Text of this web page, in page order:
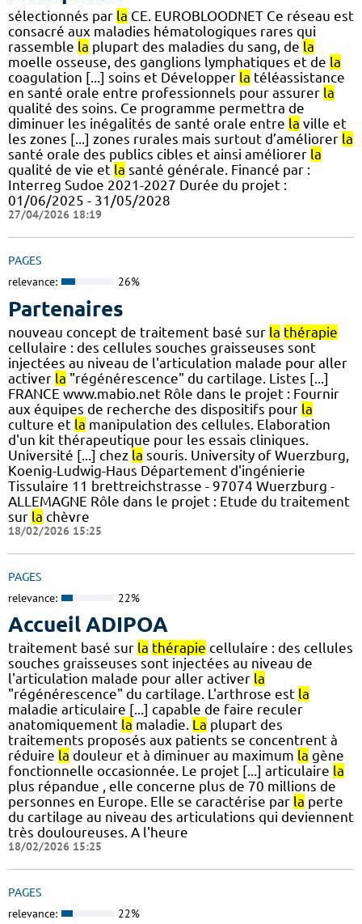
sélectionnés par la CE. EUROBLOODNET Ce réseau est
consacré aux maladies hématologiques rares qui
rassemble la plupart des maladies du sang, de la
moelle osseuse, des ganglions lymphatiques et de la
coagulation [...] soins et Développer la téléassistance
en santé orale entre professionnels pour assurer la
qualité des soins. Ce programme permettra de
diminuer les inégalités de santé orale entre la ville et
les zones [...] zones rurales mais surtout d’améliorer la
santé orale des publics cibles et ainsi améliorer la
qualité de vie et la santé générale. Financé par :
Interreg Sudoe 2021-2027 Durée du projet :
01/06/2025 - 31/05/2028
27/04/2026 18:19
PAGES
relevance: 26%
Partenaires
nouveau concept de traitement basé sur la thérapie
cellulaire : des cellules souches graisseuses sont
injectées au niveau de l'articulation malade pour aller
activer la "régénérescence" du cartilage. Listes [...]
FRANCE www.mabio.net Rôle dans le projet : Fournir
aux équipes de recherche des dispositifs pour la
culture et la manipulation des cellules. Elaboration
d'un kit thérapeutique pour les essais cliniques.
Université [...] chez la souris. University of Wuerzburg,
Koenig-Ludwig-Haus Département d'ingénierie
Tissulaire 11 brettreichstrasse - 97074 Wuerzburg -
ALLEMAGNE Rôle dans le projet : Etude du traitement
sur la chèvre
18/02/2026 15:25
PAGES
relevance: 22%
Accueil ADIPOA
traitement basé sur la thérapie cellulaire : des cellules
souches graisseuses sont injectées au niveau de
l'articulation malade pour aller activer la
"régénérescence" du cartilage. L'arthrose est la
maladie articulaire [...] capable de faire reculer
anatomiquement la maladie. La plupart des
traitements proposés aux patients se concentrent à
réduire la douleur et à diminuer au maximum la gène
fonctionnelle occasionnée. Le projet [...] articulaire la
plus répandue , elle concerne plus de 70 millions de
personnes en Europe. Elle se caractérise par la perte
du cartilage au niveau des articulations qui deviennent
très douloureuses. A l'heure
18/02/2026 15:25
PAGES
relevance: 22%